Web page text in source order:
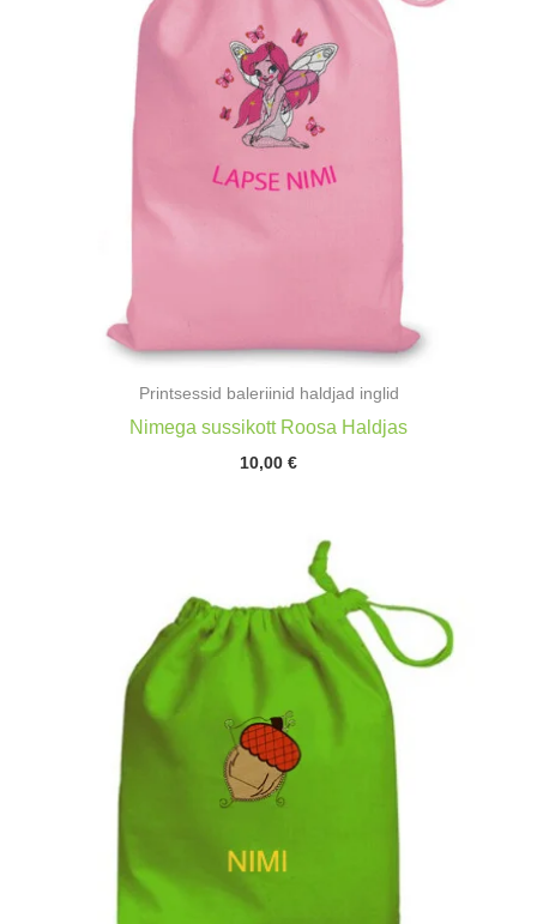
Printsessid baleriinid haldjad inglid
Nimega sussikott Roosa Haldjas
10,00 €